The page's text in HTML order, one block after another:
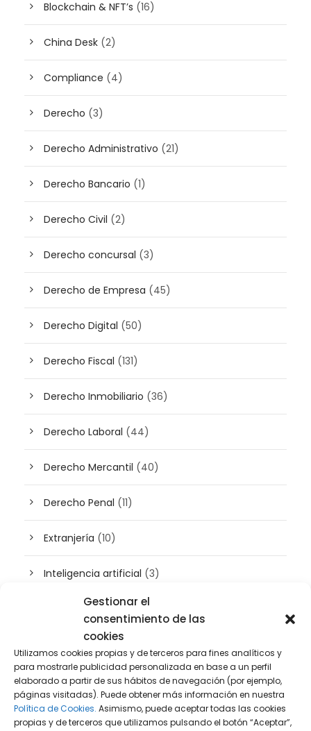
Gestionar el
consentimiento de las
cookies
Utilizamos cookies propias y de terceros para fines analíticos y
para mostrarle publicidad personalizada en base a un perfil
elaborado a partir de sus hábitos de navegación (por ejemplo,
páginas visitadas). Puede obtener más información en nuestra
Política de Cookies. Asimismo, puede aceptar todas las cookies
propias y de terceros que utilizamos pulsando el botón “Aceptar”,
Blockchain & NFT’s (16)
China Desk (2)
Compliance (4)
Derecho (3)
Derecho Administrativo (21)
Derecho Bancario (1)
Derecho Civil (2)
Derecho concursal (3)
Derecho de Empresa (45)
Derecho Digital (50)
Derecho Fiscal (131)
Derecho Inmobiliario (36)
Derecho Laboral (44)
Derecho Mercantil (40)
Derecho Penal (11)
Extranjería (10)
Inteligencia artificial (3)
Patrimonio(5)
Plusvalía(2)
Prensa(2)
Propiedad intelectual e industrial(13)